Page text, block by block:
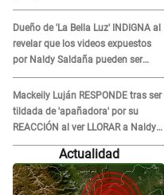
Dueño de 'La Bella Luz' INDIGNA al
revelar que los videos expuestos
por Naldy Saldaña pueden ser
EDITADOS: "Yo tengo sus dos
visitas..."
Mackeily Luján RESPONDE tras ser
tildada de 'apañadora' por su
REACCIÓN al ver LLORAR a Naldy
Saldaña tras acoso: "No sabía la
Actualidad